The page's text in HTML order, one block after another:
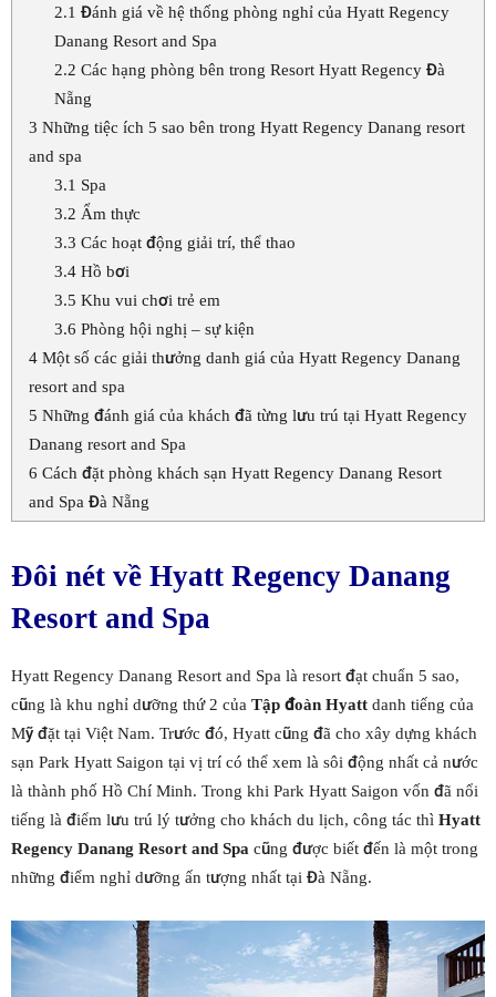
2.1 Đánh giá về hệ thống phòng nghỉ của Hyatt Regency
Danang Resort and Spa
2.2 Các hạng phòng bên trong Resort Hyatt Regency Đà
Nẵng
3 Những tiệc ích 5 sao bên trong Hyatt Regency Danang resort
and spa
3.1 Spa
3.2 Ẩm thực
3.3 Các hoạt động giải trí, thể thao
3.4Hồ bơi
3.5 Khu vui chơi trẻ em
3.6 Phòng hội nghị – sự kiện
4 Một số các giải thưởng danh giá của Hyatt Regency Danang
resort and spa
5 Những đánh giá của khách đã từng lưu trú tại Hyatt Regency
Danang resort and Spa
6 Cách đặt phòng khách sạn Hyatt Regency Danang Resort
and Spa Đà Nẵng
Đôi nét về Hyatt Regency Danang
Resort and Spa
Hyatt Regency Danang Resort and Spa là resort đạt chuẩn 5 sao,
cũng là khu nghỉ dưỡng thứ 2 của Tập đoàn Hyatt danh tiếng của
Mỹ đặt tại Việt Nam. Trước đó, Hyatt cũng đã cho xây dựng khách
sạn Park Hyatt Saigon tại vị trí có thể xem là sôi động nhất cả nước
là thành phố Hồ Chí Minh. Trong khi Park Hyatt Saigon vốn đã nổi
tiếng là điểm lưu trú lý tưởng cho khách du lịch, công tác thì Hyatt
Regency Danang Resort and Spa cũng được biết đến là một trong
những điểm nghỉ dưỡng ấn tượng nhất tại Đà Nẵng.